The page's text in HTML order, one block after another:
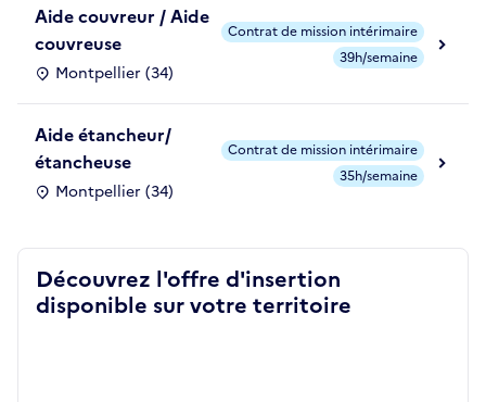
Aide couvreur / Aide
couvreuse
Montpellier (34)
Contrat de mission intérimaire
39h/semaine
Aide étancheur/
étancheuse
Montpellier (34)
Contrat de mission intérimaire
35h/semaine
Découvrez l'offre d'insertion
disponible sur votre territoire